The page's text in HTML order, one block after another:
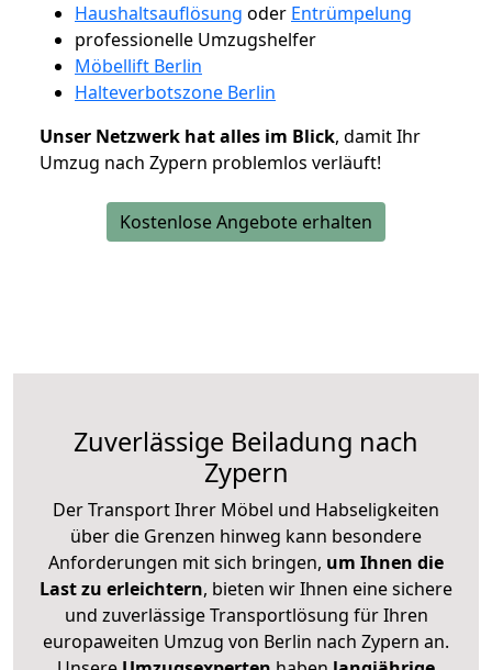
Haushaltsauflösung oder Entrümpelung
professionelle Umzugshelfer
Möbellift Berlin
Halteverbotszone Berlin
Unser Netzwerk hat alles im Blick, damit Ihr
Umzug nach Zypern problemlos verläuft!
Kostenlose Angebote erhalten
Zuverlässige Beiladung nach
Zypern
Der Transport Ihrer Möbel und Habseligkeiten
über die Grenzen hinweg kann besondere
Anforderungen mit sich bringen, um Ihnen die
Last zu erleichtern, bieten wir Ihnen eine sichere
und zuverlässige Transportlösung für Ihren
europaweiten Umzug von Berlin nach Zypern an.